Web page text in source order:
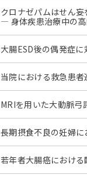
クロナゼパムはせん
― 身体疾患治療中の
大腸ESD後の偶発症
当院における救急患
MRIを用いた大動脈弓
長期摂食不良の妊婦
若年者大腸癌におけ